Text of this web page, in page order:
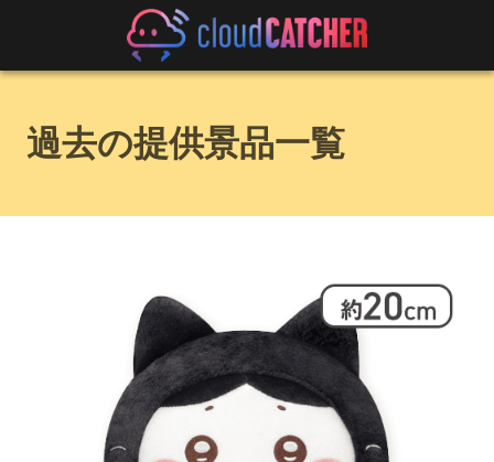
過去の提供景品一覧